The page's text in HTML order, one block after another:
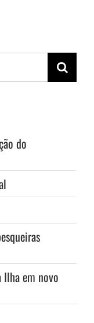
do
em novo